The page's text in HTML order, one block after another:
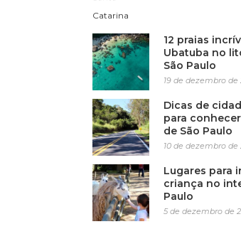
12 praias
Ubatuba no
São Paulo
19 de dezembro de
Dicas de
para
de São Paulo
10 de dezembro de
Lugares para
criança no
Paulo
5 de dezembro de